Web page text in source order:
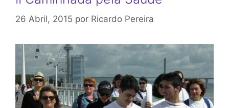
26 Abril, 2015 por Ricardo Pereira